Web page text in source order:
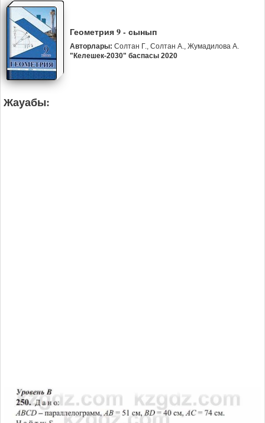
Геометрия 9 - сынып
Авторлары: Солтан Г., Солтан А., Жумадилова А.
"Келешек-2030" баспасы 2020
Жауабы: